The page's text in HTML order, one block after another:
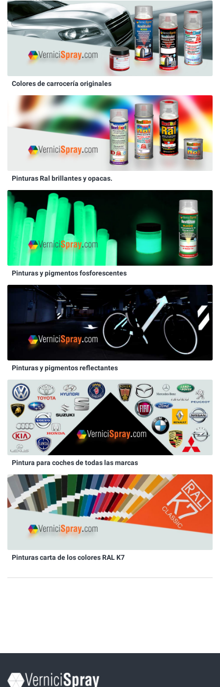
Colores de carrocería originales
Pinturas Ral brillantes y opacas.
Pinturas y pigmentos fosforescentes
Pinturas y pigmentos reflectantes
Pintura para coches de todas las marcas
Pinturas carta de los colores RAL K7